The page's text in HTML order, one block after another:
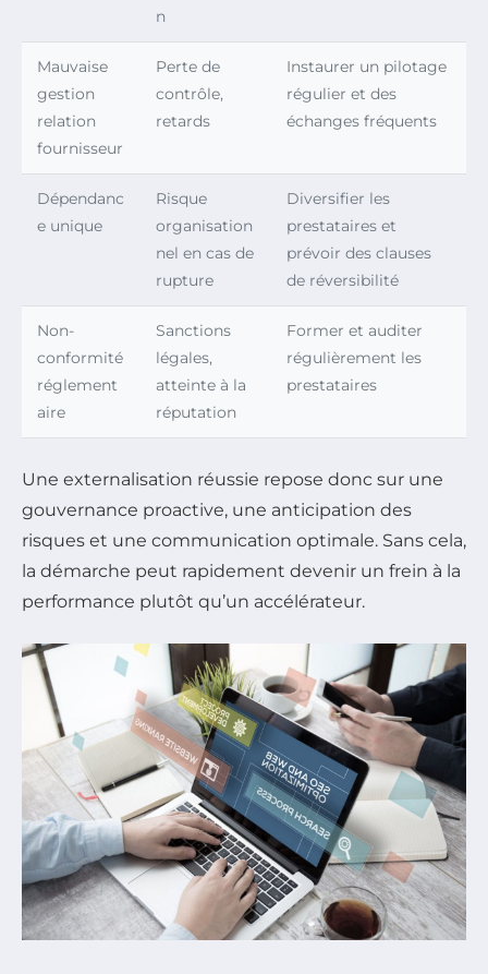
n
Mauvaise
gestion
relation
fournisseur
Perte de
contrôle,
retards
Instaurer un pilotage
régulier et des
échanges fréquents
Dépendanc
e unique
Risque
organisation
nel en cas de
rupture
Diversifier les
prestataires et
prévoir des clauses
de réversibilité
Non-
conformité
réglement
aire
Sanctions
légales,
atteinte à la
réputation
Former et auditer
régulièrement les
prestataires
Une externalisation réussie repose donc sur une
gouvernance proactive, une anticipation des
risques et une communication optimale. Sans cela,
la démarche peut rapidement devenir un frein à la
performance plutôt qu’un accélérateur.